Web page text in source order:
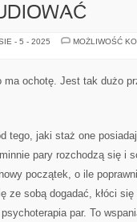
- 5 - 2025
MOŻLIWOŚĆ
ochotę. Jest tak dużo
tego, jaki staż one
pary rozchodzą się i
początek, o ile
ze sobą dogadać, kłóci
par. To